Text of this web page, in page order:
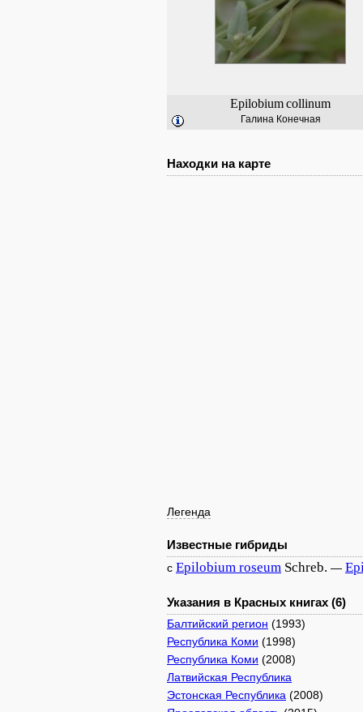
Epilobiumcollinum
Галина Конечная
Находки на карте
Легенда
Известные гибриды
с Epilobium roseum Schreb. —
Указания в Красных книгах (6)
Балтийский регион (1993)
Республика Коми (1998)
Республика Коми (2008)
Латвийская Республика
Эстонская Республика (2008)